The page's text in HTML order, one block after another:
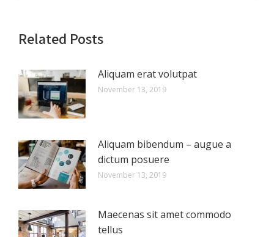
Related Posts
Aliquam erat volutpat
November 13, 2019
Aliquam bibendum – augue a
dictum posuere
November 13, 2019
Maecenas sit amet commodo
tellus